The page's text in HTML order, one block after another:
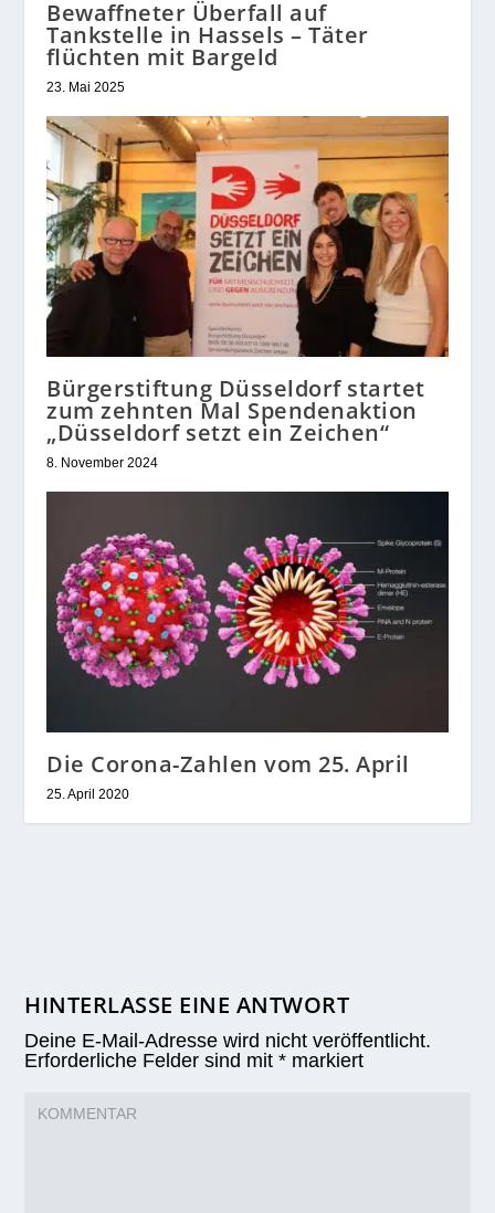
Bewaffneter Überfall auf
Tankstelle in Hassels – Täter
flüchten mit Bargeld
23. Mai 2025
Bürgerstiftung Düsseldorf startet
zum zehnten Mal Spendenaktion
„Düsseldorf setzt ein Zeichen“
8. November 2024
Die Corona-Zahlen vom 25. April
25. April 2020
HINTERLASSE EINE ANTWORT
Deine E-Mail-Adresse wird nicht veröffentlicht.
Erforderliche Felder sind mit* markiert